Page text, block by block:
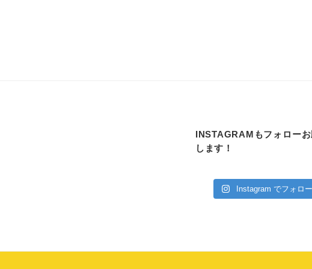
INSTAGRAMもフォロー
します！
Instagram でフォロー